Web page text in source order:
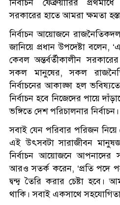
নির্বাচন ফেব্রুয়ারির
সরকারের হাতে আমরা ক্ষমতা
নির্বাচন আয়োজনে
জানিয়ে প্রধান উপদেষ্টা বলেন,
কেবল অন্তর্বর্তীকালীন
সকল মানুষের, সকল
নির্বাচনের আকাঙ্ক্ষা হল
নির্বাচন হবে নিজেদের পায়ে
ভঙ্গিতে দেশ পরিচালনার নির্বাচন।
সবাই যেন পরিবার পরিজন
এই উৎসবটা সারাজীবন
নির্বাচন আয়োজনে আপনাদের
আরও সতর্ক করেন, ‘প্রতি পদে
দ্বন্দ্ব তৈরি করার চেষ্টা হবে।
থাকি। সবাই একসাথে